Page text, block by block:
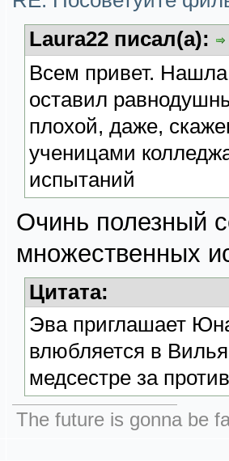
Laura22 писал(а):
Всем привет.
оставил
плохой, даже,
ученицами
испытаний
Очинь полезный
множественных
Цитата:
Эва приглашает
влюбляется в
медсестре за
The future is gonna be